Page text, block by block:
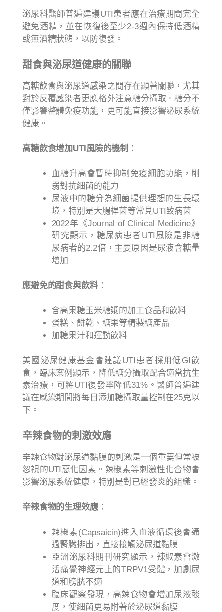
泌尿科醫師普遍建議UTI患者應在治療期間完全
避免酒精，並在恢復後至少2-3週內保持低酒精
或無酒精狀態，以防復發。
甜食與泌尿道健康的關聯
高糖飲食與泌尿道感染之間存在顯著關聯，尤其
對於反覆感染者更應格外注意糖分攝取。糖分不
僅影響整體免疫功能，更可能直接影響泌尿系統
健康。
高糖飲食增加UTI風險的機制 ：
血糖升高會暫時抑制免疫細胞功能，削
弱對抗細菌的能力
尿液中的糖分為細菌提供理想的生長環
境，特別是大腸桿菌等常見UTI致病菌
2022年《Journal of Clinical Medicine》
研究顯示，糖尿病患者UTI風險是非糖
尿病者的2.2倍，主要原因是尿液含糖量
增加
應避免的甜食與飲料：
含高果糖玉米糖漿的加工食品和飲料
蛋糕、餅乾、糖果等精製糖產品
加糖果汁和運動飲料
美國泌尿健康基金會建議UTI患者採用低GI飲
食，臨床案例顯示，降低糖分攝取配合適當抗生
素治療，可將UTI復發率降低31%。醫師普遍建
議在感染期間將每日添加糖攝取量控制在25克以
下。
辛辣食物的刺激效應
辛辣食物對泌尿道黏膜的刺激是一個重要但常被
忽視的UTI惡化因素。辣椒素等刺激性化合物會
影響泌尿系統健康，特別是對已經發炎的組織。
辛辣食物的生理效應：
辣椒素(Capsaicin)進入血液循環後會通
過腎臟排出，直接接觸泌尿道黏膜
亞洲泌尿科期刊研究顯示，辣椒素會激
活痛覺神經元上的TRPV1受體，加劇尿
道和膀胱不適
臨床觀察發現，高辣食物會增加尿液酸
度，使細菌更易附著於泌尿道黏膜